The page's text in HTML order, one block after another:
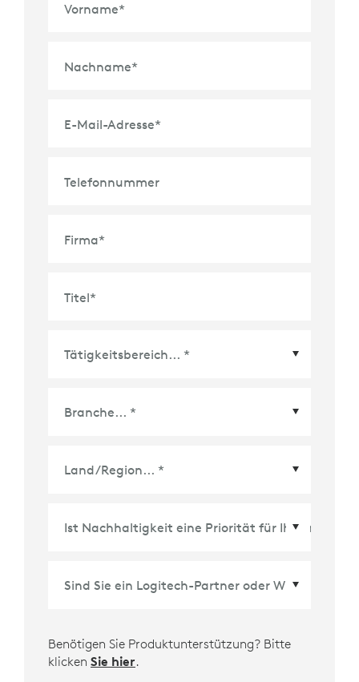
Vorname*
Nachname*
E-Mail-Adresse*
Telefonnummer
Firma*
Titel*
Benötigen Sie Produktunterstützung? Bitte
klicken Sie hier.